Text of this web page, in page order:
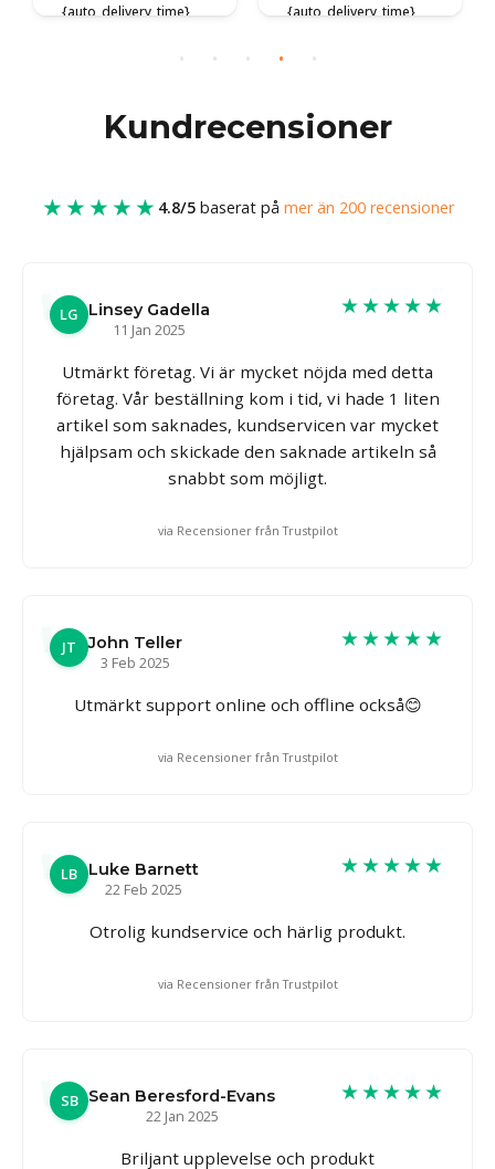
{auto_delivery_time} {auto_delivery_time}
Kundrecensioner
★★★★★ 4.8/5baserat på mer än 200 recensioner
LG
Linsey Gadella
11 Jan 2025
★★★★★
Utmärkt företag. Vi är mycket nöjda med detta
företag. Vår beställning kom i tid, vi hade 1 liten
artikel som saknades, kundservicen var mycket
hjälpsam och skickade den saknade artikeln så
snabbt som möjligt.
via Recensioner från Trustpilot
JT
John Teller
3 Feb 2025
★★★★★
Utmärkt support online och offline också😊
via Recensioner från Trustpilot
LB
Luke Barnett
22 Feb 2025
★★★★★
Otrolig kundservice och härlig produkt.
via Recensioner från Trustpilot
SB Sean Beresford-Evans
22 Jan 2025
★★★★★
Briljant upplevelse och produkt